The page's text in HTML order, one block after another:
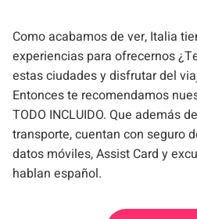
Como acabamos de ver, Italia
experiencias para ofrecernos
estas ciudades y disfrutar del
Entonces te recomendamos
TODO INCLUIDO. Que además
transporte, cuentan con seguro
datos móviles, Assist Card y
hablan español.